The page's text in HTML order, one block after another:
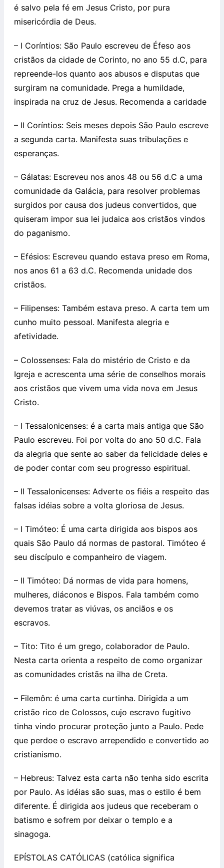
é salvo pela fé em Jesus Cristo, por pura
misericórdia de Deus.
– I Coríntios: São Paulo escreveu de Éfeso aos
cristãos da cidade de Corinto, no ano 55 d.C, para
repreende-los quanto aos abusos e disputas que
surgiram na comunidade. Prega a humildade,
inspirada na cruz de Jesus. Recomenda a caridade
– II Coríntios: Seis meses depois São Paulo escreve
a segunda carta. Manifesta suas tribulações e
esperanças.
– Gálatas: Escreveu nos anos 48 ou 56 d.C a uma
comunidade da Galácia, para resolver problemas
surgidos por causa dos judeus convertidos, que
quiseram impor sua lei judaica aos cristãos vindos
do paganismo.
– Efésios: Escreveu quando estava preso em Roma,
nos anos 61 a 63 d.C. Recomenda unidade dos
cristãos.
– Filipenses: Também estava preso. A carta tem um
cunho muito pessoal. Manifesta alegria e
afetividade.
– Colossenses: Fala do mistério de Cristo e da
Igreja e acrescenta uma série de conselhos morais
aos cristãos que vivem uma vida nova em Jesus
Cristo.
– I Tessalonicenses: é a carta mais antiga que São
Paulo escreveu. Foi por volta do ano 50 d.C. Fala
da alegria que sente ao saber da felicidade deles e
de poder contar com seu progresso espiritual.
– II Tessalonicenses: Adverte os fiéis a respeito das
falsas idéias sobre a volta gloriosa de Jesus.
– I Timóteo: É uma carta dirigida aos bispos aos
quais São Paulo dá normas de pastoral. Timóteo é
seu discípulo e companheiro de viagem.
– II Timóteo: Dá normas de vida para homens,
mulheres, diáconos e Bispos. Fala também como
devemos tratar as viúvas, os anciãos e os
escravos.
– Tito: Tito é um grego, colaborador de Paulo.
Nesta carta orienta a respeito de como organizar
as comunidades cristãs na ilha de Creta.
– Filemôn: é uma carta curtinha. Dirigida a um
cristão rico de Colossos, cujo escravo fugitivo
tinha vindo procurar proteção junto a Paulo. Pede
que perdoe o escravo arrependido e convertido ao
cristianismo.
– Hebreus: Talvez esta carta não tenha sido escrita
por Paulo. As idéias são suas, mas o estilo é bem
diferente. É dirigida aos judeus que receberam o
batismo e sofrem por deixar o templo e a
sinagoga.
EPÍSTOLAS CATÓLICAS (católica significa